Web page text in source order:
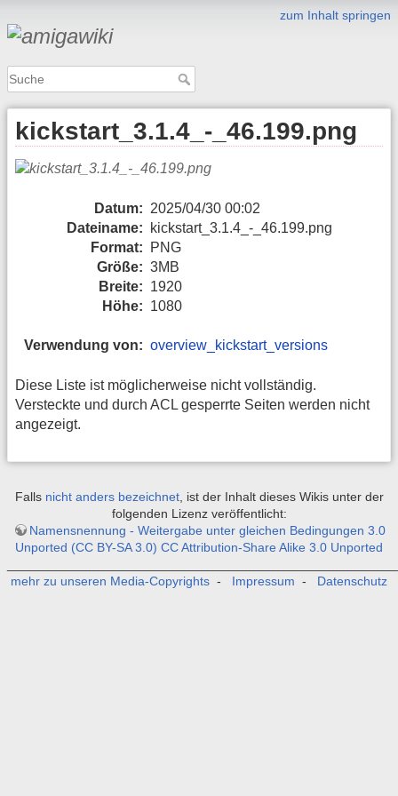
zum Inhalt springen
kickstart_3.1.4_-_46.199.png
Datum: 2025/04/30 00:02
Dateiname:
kickstart_3.1.4_-_46.199.png
Format:
PNG
Größe: 3MB
Breite: 1920
Höhe: 1080
Verwendung von: overview_kickstart_versions
Diese Liste ist möglicherweise nicht vollständig.
Versteckte und durch ACL gesperrte Seiten werden nicht
angezeigt.
Falls nicht anders bezeichnet, ist der Inhalt dieses Wikis unter der
folgenden Lizenz veröffentlicht:
Namensnennung - Weitergabe unter gleichen Bedingungen 3.0
Unported (CC BY-SA 3.0) CC Attribution-Share Alike 3.0 Unported
mehr zu unseren Media-Copyrights - Impressum - Datenschutz